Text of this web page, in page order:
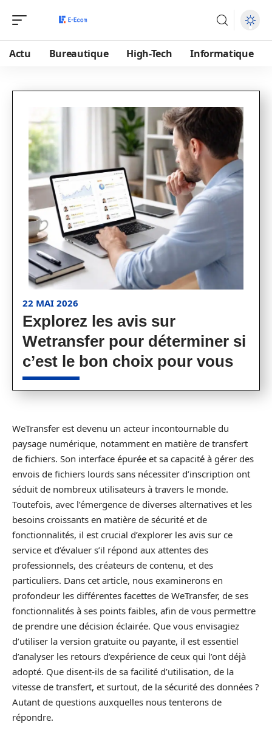
Actu Bureautique High-Tech Informatique
22 MAI 2026
Explorez les avis sur
Wetransfer pour déterminer si
c’est le bon choix pour vous
WeTransfer est devenu un acteur incontournable du
paysage numérique, notamment en matière de transfert
de fichiers. Son interface épurée et sa capacité à gérer des
envois de fichiers lourds sans nécessiter d’inscription ont
séduit de nombreux utilisateurs à travers le monde.
Toutefois, avec l’émergence de diverses alternatives et les
besoins croissants en matière de sécurité et de
fonctionnalités, il est crucial d’explorer les avis sur ce
service et d’évaluer s’il répond aux attentes des
professionnels, des créateurs de contenu, et des
particuliers. Dans cet article, nous examinerons en
profondeur les différentes facettes de WeTransfer, de ses
fonctionnalités à ses points faibles, afin de vous permettre
de prendre une décision éclairée. Que vous envisagiez
d’utiliser la version gratuite ou payante, il est essentiel
d’analyser les retours d’expérience de ceux qui l’ont déjà
adopté. Que disent-ils de sa facilité d’utilisation, de la
vitesse de transfert, et surtout, de la sécurité des données ?
Autant de questions auxquelles nous tenterons de
répondre.